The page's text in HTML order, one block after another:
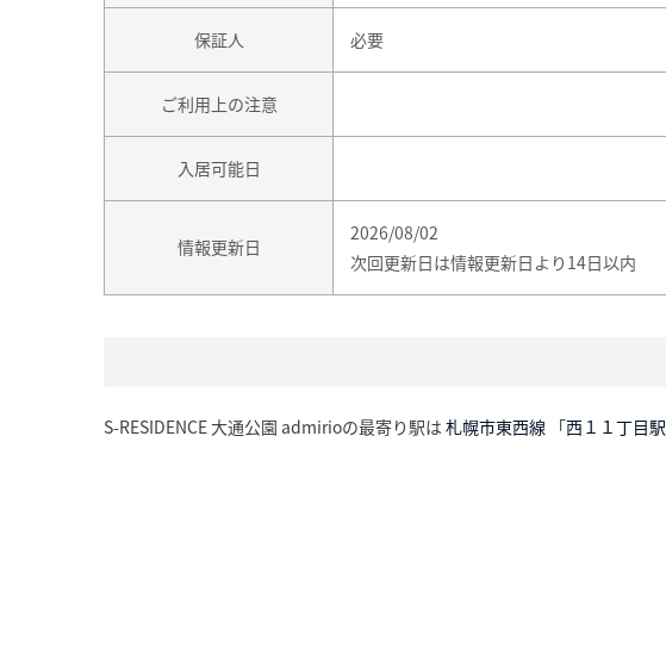
保証人 必要
ご利用上の注意
入居可能日
情報更新日
2026/08/02
次回更新日は情報更新日より14日以内
S-RESIDENCE 大通公園 admirioの最寄り駅は 札幌市東西線 「西１１丁目駅